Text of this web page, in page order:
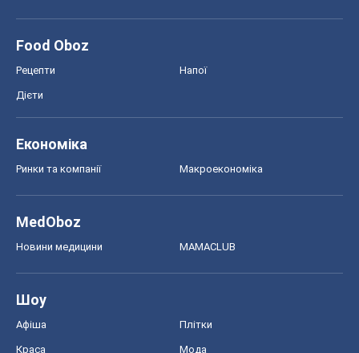
Food Oboz
Рецепти Напої
Дієти
Економіка
Ринки та компанії Макроекономіка
MedOboz
Новини медицини MAMACLUB
Шоу
Афіша Плітки
Краса Мода